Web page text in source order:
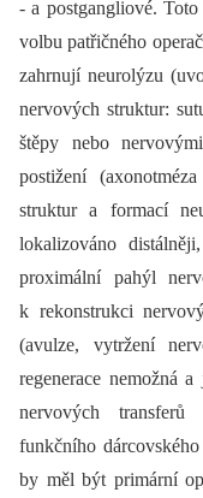
-⁠ a postgangliové.
volbu patřičného
zahrnují neurolýzu
nervových struktur:
štěpy nebo
postižení
struktur a formací
lokalizováno
proximální pahýl
k rekonstrukci
(avulze, vytržení
regenerace nemožná
nervových
funkčního
by měl být primární